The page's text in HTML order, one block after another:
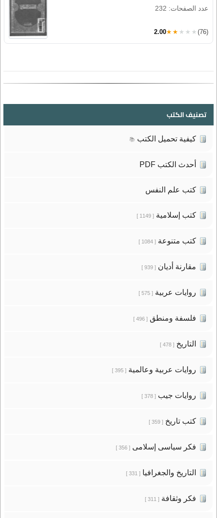
عدد الصفحات: 232
2.00★★★★★ (76)
تصنيف الكتب
كيفية تحميل الكتب 📚
أحدث الكتب PDF
كتب علم النفس
كتب إسلامية[ 1149 ]
كتب متنوعة[ 1084 ]
مقارنة أديان[ 939 ]
روايات عربية[ 575 ]
فلسفة ومنطق[ 496 ]
التاريخ[ 478 ]
روايات عربية وعالمية[ 395 ]
روايات جيب[ 378 ]
كتب تاريخ[ 359 ]
فكر سياسى إسلامى[ 356 ]
التاريخ والجغرافيا[ 331 ]
فكر وثقافة[ 311 ]